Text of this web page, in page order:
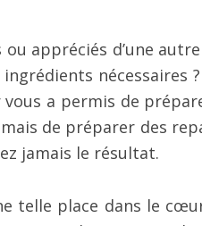
appréciés d’une
nécessaires
a permis de
de préparer des
jamais le résultat.
telle place dans le